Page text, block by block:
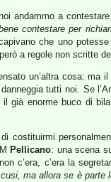
andammo a
contestare per
che uno
a regole non scritte
un’altra cosa: ma
tutti noi. Se
il già enorme buco di
costituirmi
Pellicano: una scena
c’era, c’era la
ma allora se è parte